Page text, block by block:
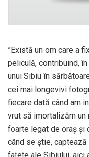
”Există un om care a
peliculă, contribuind,
unui Sibiu în
cei mai longevivi
fiecare dată când am
vrut să imortalizăm un
foarte legat de oraş şi
când se ştie,